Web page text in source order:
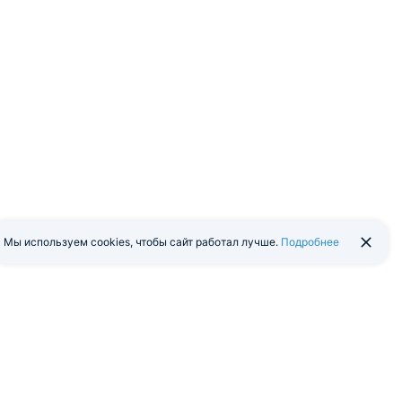
Мы используем cookies, чтобы сайт работал лучше. Подробнее